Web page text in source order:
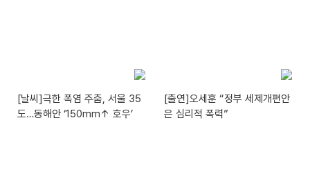
[날씨]극한 폭염 주춤, 서울 35
도…동해안 ‘150mm↑ 호우’
[출연]오세훈 “정부 세제개편안
은 심리적 폭력”